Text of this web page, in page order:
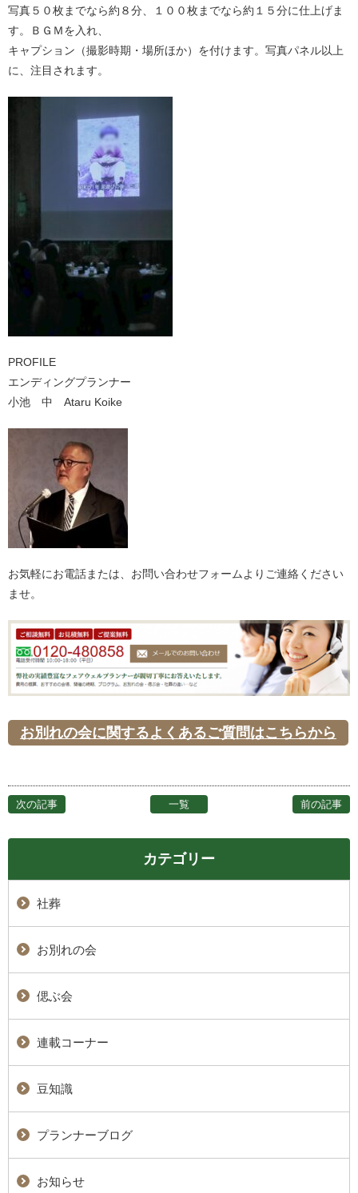
写真５０枚までなら約８分、１００枚までなら約１５分に仕上げま
す。ＢＧＭを入れ、
キャプション（撮影時期・場所ほか）を付けます。写真パネル以上
に、注目されます。
PROFILE
エンディングプランナー
小池 中 Ataru Koike
お気軽にお電話または、お問い合わせフォームよりご連絡ください
ませ。
お別れの会に関するよくあるご質問はこちらから
次の記事 一覧 前の記事
カテゴリー
社葬
お別れの会
偲ぶ会
連載コーナー
豆知識
プランナーブログ
お知らせ